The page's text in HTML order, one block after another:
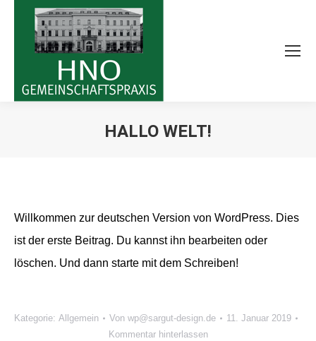
HALLO WELT!
Willkommen zur deutschen Version von WordPress. Dies
ist der erste Beitrag. Du kannst ihn bearbeiten oder
löschen. Und dann starte mit dem Schreiben!
Kategorie: Allgemein Von wp@sargut-design.de
11. Januar 2019
Kommentar hinterlassen